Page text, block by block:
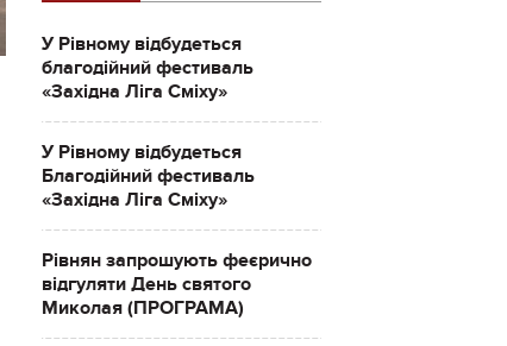
У Рівному відбудеться
благодійний фестиваль
«Західна Ліга Сміху»
У Рівному відбудеться
Благодійний фестиваль
«Західна Ліга Сміху»
Рівнян запрошують феєрично
відгуляти День святого
Миколая (ПРОГРАМА)